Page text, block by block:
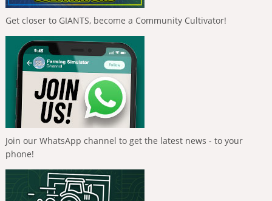
Get closer to GIANTS, become a Community Cultivator!
Join our WhatsApp channel to get the latest news - to your
phone!